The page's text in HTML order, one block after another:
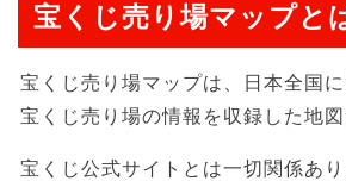
宝くじ売り場マップと
宝くじ売り場マップは、日本全国
宝くじ売り場の情報を収録した地図
宝くじ公式サイトとは一切関係あ